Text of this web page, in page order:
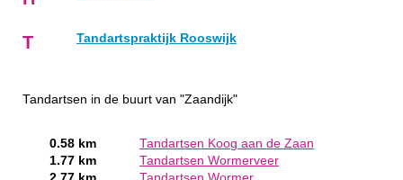
T Tandartspraktijk Rooswijk
Tandartsen in de buurt van "Zaandijk"
0.58 km
Tandartsen Koog aan de Zaan
1.77 km
Tandartsen Wormerveer